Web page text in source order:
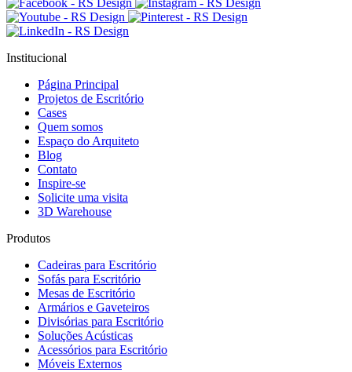
Institucional
Página Principal
Projetos de Escritório
Cases
Quem somos
Espaço do Arquiteto
Blog
Contato
Inspire-se
Solicite uma visita
3D Warehouse
Produtos
Cadeiras para Escritório
Sofás para Escritório
Mesas de Escritório
Armários e Gaveteiros
Divisórias para Escritório
Soluções Acústicas
Acessórios para Escritório
Móveis Externos